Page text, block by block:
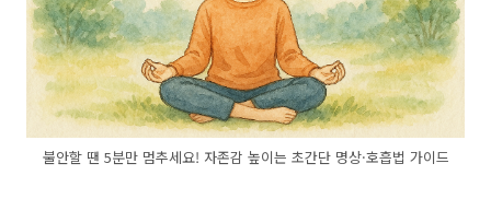
불안할 땐 5분만 멈추세요! 자존감 높이는 초간단 명상·호흡법 가이드